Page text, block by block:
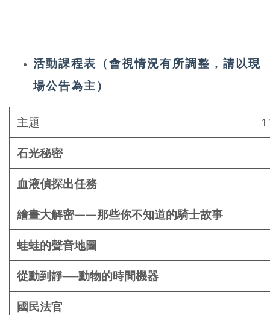
活動課程表（會視情況有所調整，請以現
場公告為主）
主題
石光秘密
血液偵探出任務
繪畫大解密——那些你不知道的騎士故事
蛙蛙的聲音地圖
從動到靜──動物的時間機器
國民法官